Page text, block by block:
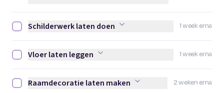
1 week erna
Schilderwerk laten doen afvinken
Schilderwerk laten doen
1 week erna
Vloer laten leggen afvinken
Vloer laten leggen
2 weken erna
Raamdecoratie laten maken afvinken
Raamdecoratie laten maken